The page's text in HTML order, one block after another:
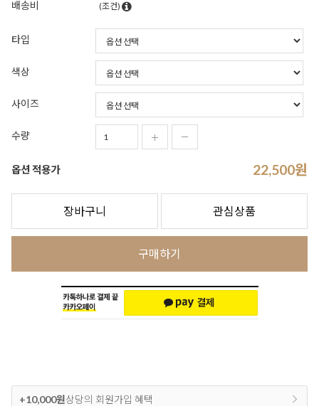
배송비 (조건)
타입
색상
사이즈
수량
옵션 적용가 22,500원
장바구니 관심상품
구매하기
+10,000원상당의 회원가입 혜택